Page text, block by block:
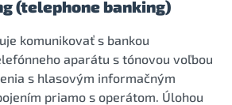
(telephone banking)
komunikovať s bankou
aparátu s tónovou voľbou
s hlasovým informačným
priamo s operátom. Úlohou